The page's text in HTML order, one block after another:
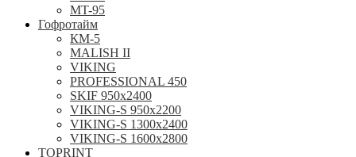
MT-95
Гофротайм
КМ-5
MALISH II
VIKING
PROFESSIONAL 450
SKIF 950x2400
VIKING-S 950х2200
VIKING-S 1300x2400
VIKING-S 1600x2800
TOPRINT